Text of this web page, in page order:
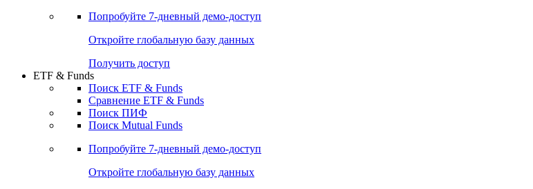
Попробуйте 7-дневный демо-доступ
Откройте глобальную базу данных
Получить доступ
ETF & Funds
Поиск ETF & Funds
Сравнение ETF & Funds
Поиск ПИФ
Поиск Mutual Funds
Попробуйте 7-дневный демо-доступ
Откройте глобальную базу данных